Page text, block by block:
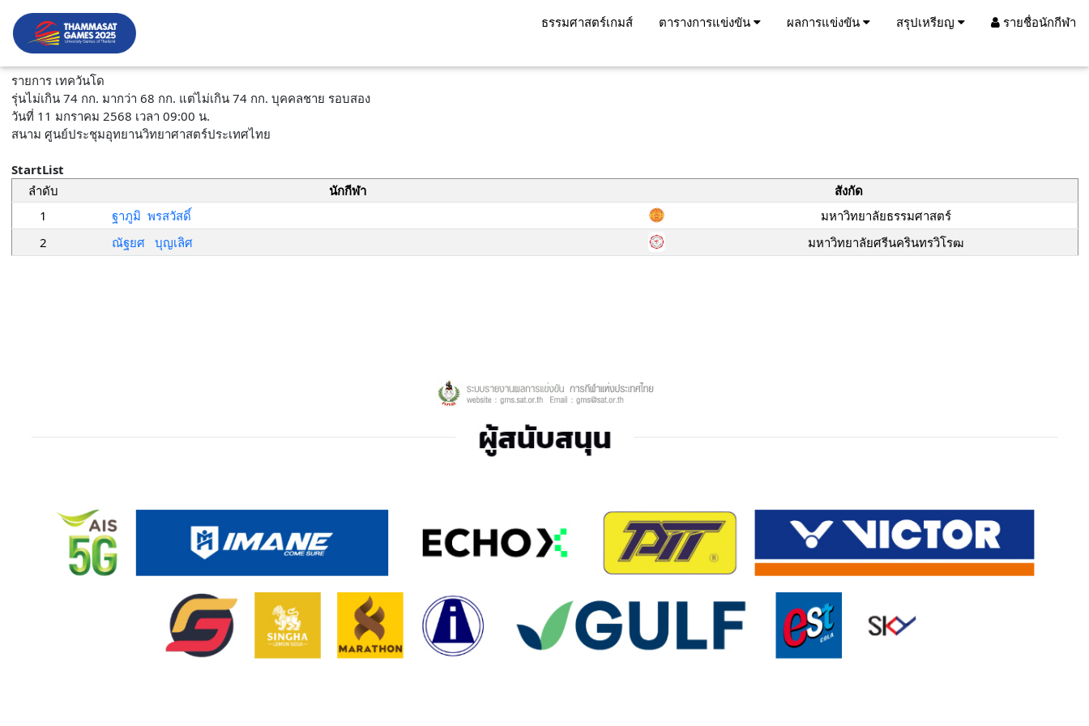
ธรรมศาสตร์เกมส์ ตารางการแข่งขัน ผลการแข่งขัน สรุปเหรียญ รายชื่อนักกีฬา
รายการ เทควันโด
รุ่นไม่เกิน 74 กก. มากว่า 68 กก. แต่ไม่เกิน 74 กก. บุคคลชาย รอบสอง
วันที่ 11 มกราคม 2568 เวลา 09:00 น.
สนาม ศูนย์ประชุมอุทยานวิทยาศาสตร์ประเทศไทย
StartList
ลำดับ
นักกีฬา
สังกัด
1
ฐาภูมิ พรสวัสดิ์
มหาวิทยาลัยธรรมศาสตร์
2
ณัฐยศ บุญเลิศ มหาวิทยาลัยศรีนครินทรวิโรฒ